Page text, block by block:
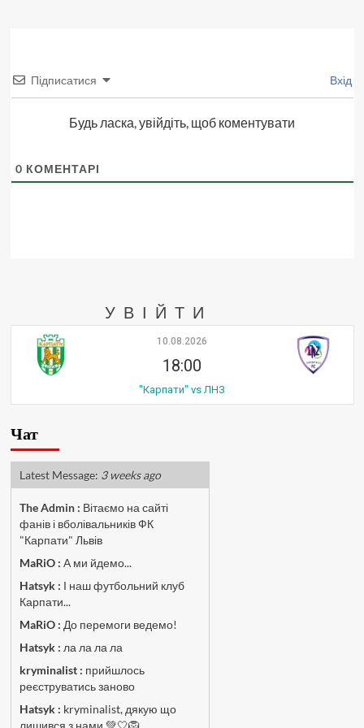
Підписатися Вхід
Будь ласка, увійдіть, щоб коментувати
0 КОМЕНТАРІ
УВІЙТИ
10.08.2026
18:00
"Карпати" vs ЛНЗ
Чат
Latest Message: 3 weeks ago
The Admin: Вітаємо на сайті
фанів і вболівальників ФК
"Карпати" Львів
MaRiO : А ми йдемо...
Hatsyk : І наш футбольний клуб
Карпати...
MaRiO : До перемоги ведемо!
Hatsyk : ла ла ла ла
kryminalist : прийшлось
реєструватись заново
Hatsyk : kryminalist, дякую що